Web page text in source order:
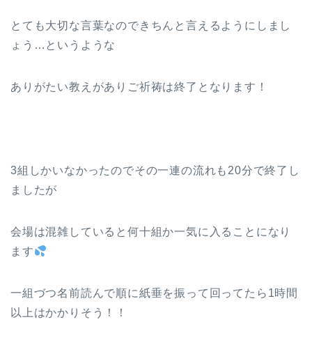
とても大切な言葉なのできちんと言えるようにしまし
ょう…というような
ありがたい教えがありご祈祷は終了となります！
3組しかいなかったのでその一連の流れも20分で終了し
ましたが
会場は混雑していると何十組か一気に入ることになり
ます
一組づつ名前読んで順に紙垂を振って回ってたら1時間
以上はかかりそう！！